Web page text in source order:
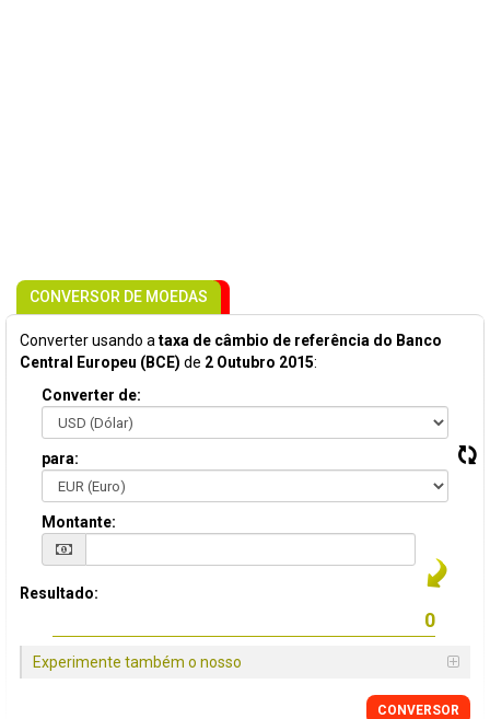
CONVERSOR DE MOEDAS
Converter usando a taxa de câmbio de referência do Banco
Central Europeu (BCE) de 2 Outubro 2015:
Converter de:
para:
Montante:
Resultado:
Experimente também o nosso
CONVERSOR